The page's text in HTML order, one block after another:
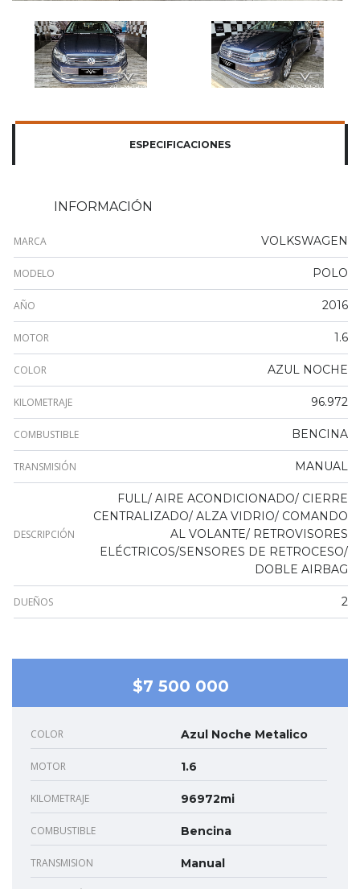
ESPECIFICACIONES
INFORMACIÓN
MARCA VOLKSWAGEN
MODELO POLO
AÑO 2016
MOTOR 1.6
COLOR AZUL NOCHE
KILOMETRAJE 96.972
COMBUSTIBLE BENCINA
TRANSMISIÓN MANUAL
DESCRIPCIÓN
FULL/ AIRE ACONDICIONADO/ CIERRE
CENTRALIZADO/ ALZA VIDRIO/ COMANDO
AL VOLANTE/ RETROVISORES
ELÉCTRICOS/SENSORES DE RETROCESO/
DOBLE AIRBAG
DUEÑOS 2
$7 500 000
COLOR Azul Noche Metalico
MOTOR 1.6
KILOMETRAJE 96972mi
COMBUSTIBLE Bencina
TRANSMISION Manual